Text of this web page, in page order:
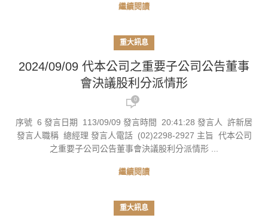
繼續閱讀
重大訊息
2024/09/09 代本公司之重要子公司公告董事
會決議股利分派情形
0
序號 6 發言日期 113/09/09 發言時間 20:41:28 發言人 許新居
發言人職稱 總經理 發言人電話 (02)2298-2927 主旨 代本公司
之重要子公司公告董事會決議股利分派情形 ...
繼續閱讀
重大訊息